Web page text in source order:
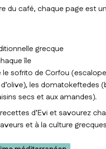
du café, chaque page est
grecque
île
le sofrito de Corfou
les
secs et aux amandes).
d’Evi et savourez
et à la culture